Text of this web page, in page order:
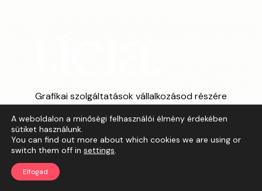
Grafikai szolgáltatások vállalkozásod részére
All rights reserved
A weboldalon a minőségi felhasználói élmény érdekében
sütiket használunk.
You can find out more about which cookies we are using or
switch them off in settings.
Elfogad